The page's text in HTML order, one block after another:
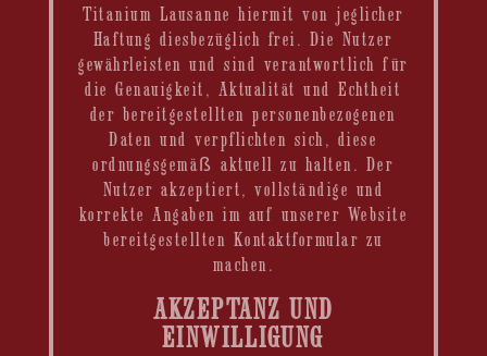
Titanium Lausanne hiermit von jeglicher
Haftung diesbezüglich frei. Die Nutzer
gewährleisten und sind verantwortlich für
die Genauigkeit, Aktualität und Echtheit
der bereitgestellten personenbezogenen
Daten und verpflichten sich, diese
ordnungsgemäß aktuell zu halten. Der
Nutzer akzeptiert, vollständige und
korrekte Angaben im auf unserer Website
bereitgestellten Kontaktformular zu
machen.
AKZEPTANZ UND
EINWILLIGUNG